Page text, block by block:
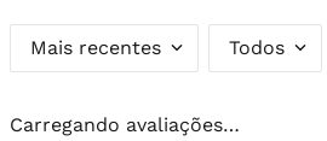
Mais recentes Todos
Carregando avaliações…